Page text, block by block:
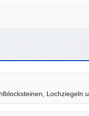
Lochziegeln